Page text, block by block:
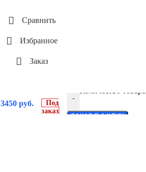
Сравнить
Избранное
Заказ
3450 руб.
Под
заказ
-
ЗАКАЗ В 1 КЛИК